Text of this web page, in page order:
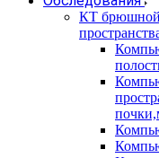
КТ брюшной